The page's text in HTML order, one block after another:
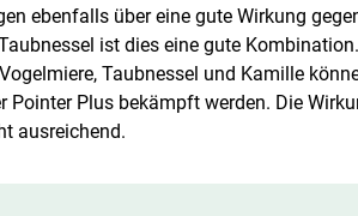
ebenfalls über eine gute Wirkung
ist dies eine gute
Taubnessel und Kamille
Pointer Plus bekämpft werden. Die
ausreichend.